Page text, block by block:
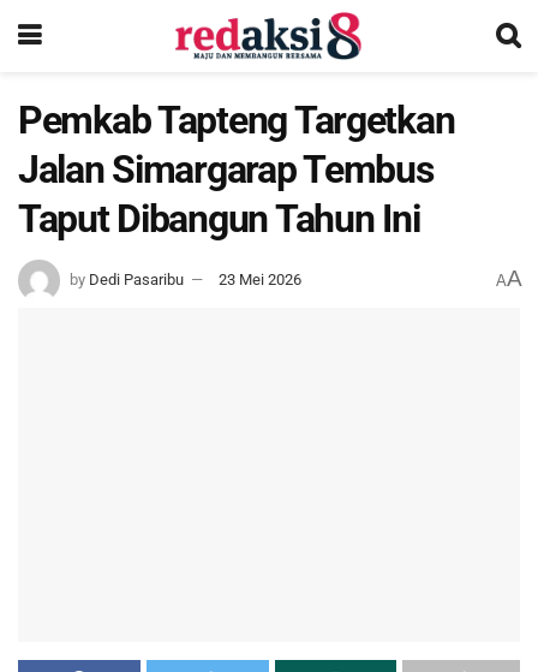
Pemkab Tapteng Targetkan
Jalan Simargarap Tembus
Taput Dibangun Tahun Ini
by Dedi Pasaribu 23 Mei 2026 AA